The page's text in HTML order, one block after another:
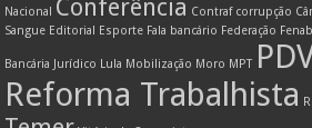
Nacional
Conferência Contraf corrupção
Sangue Editorial Esporte Fala bancário Federação
Bancária Jurídico Lula Mobilização Moro MPT
Reforma Trabalhista